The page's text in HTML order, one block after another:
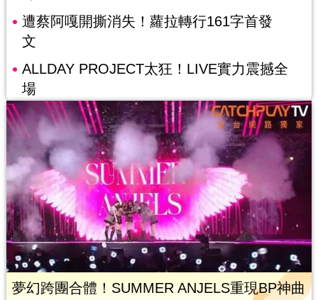
遭蔡阿嘎開撕消失！蘿拉轉行161字首發
文
ALLDAY PROJECT太狂！LIVE實力震撼全
場
夢幻跨團合體！SUMMER ANJELS重現BP神曲